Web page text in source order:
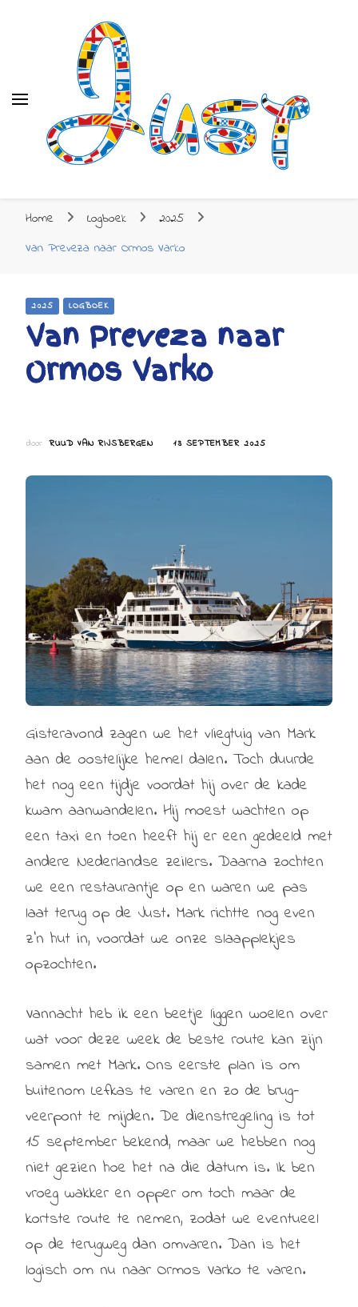
Home Logboek
2025
Van Preveza naar Ormos Varko
2025 LOGBOEK
Van Preveza naar
Ormos Varko
door RUUD VAN RIJSBERGEN 13 SEPTEMBER 2025
Gisteravond zagen we het vliegtuig van Mark
aan de oostelijke hemel dalen. Toch duurde
het nog een tijdje voordat hij over de kade
kwam aanwandelen. Hij moest wachten op
een taxi en toen heeft hij er een gedeeld met
andere Nederlandse zeilers. Daarna zochten
we een restaurantje op en waren we pas
laat terug op de Just. Mark richtte nog even
z’n hut in, voordat we onze slaapplekjes
opzochten.
Vannacht heb ik een beetje liggen woelen over
wat voor deze week de beste route kan zijn
samen met Mark. Ons eerste plan is om
buitenom Lefkas te varen en zo de brug-
veerpont te mijden. De dienstregeling is tot
15 september bekend, maar we hebben nog
niet gezien hoe het na die datum is. Ik ben
vroeg wakker en opper om toch maar de
kortste route te nemen, zodat we eventueel
op de terugweg dan omvaren. Dan is het
logisch om nu naar Ormos Varko te varen.